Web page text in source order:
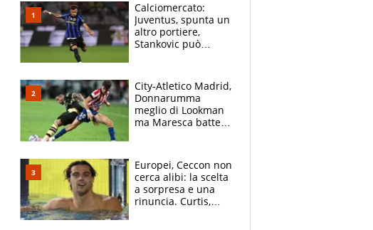
Calciomercato:
Juventus, spunta un
altro portiere,
Stankovic può
Mls
City-Atletico Madrid,
Donnarumma
meglio di Lookman
ma Maresca batte
Europei, Ceccon non
cerca alibi: la scelta
a sorpresa e una
rinuncia. Curtis,